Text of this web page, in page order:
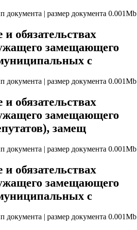
документа | размер документа 0.001Mb
обязательствах
замещающего
с
документа | размер документа 0.001Mb
обязательствах
замещающего
замещ
документа | размер документа 0.001Mb
обязательствах
замещающего
с
документа | размер документа 0.001Mb